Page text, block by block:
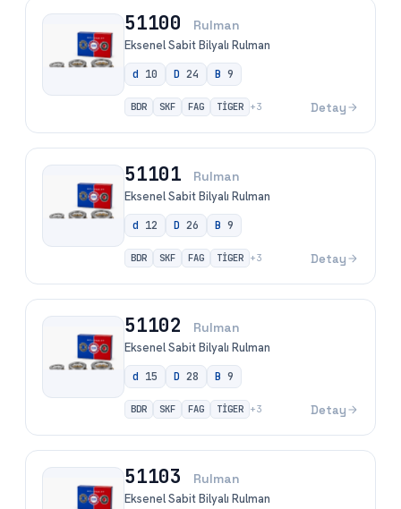
51100 Rulman
Eksenel Sabit Bilyalı Rulman
d 10 D 24 B 9
BDR SKF FAG TİGER +3 Detay
51101 Rulman
Eksenel Sabit Bilyalı Rulman
d 12 D 26 B 9
BDR SKF FAG TİGER +3 Detay
51102 Rulman
Eksenel Sabit Bilyalı Rulman
d 15 D 28 B 9
BDR SKF FAG TİGER +3 Detay
51103 Rulman
Eksenel Sabit Bilyalı Rulman